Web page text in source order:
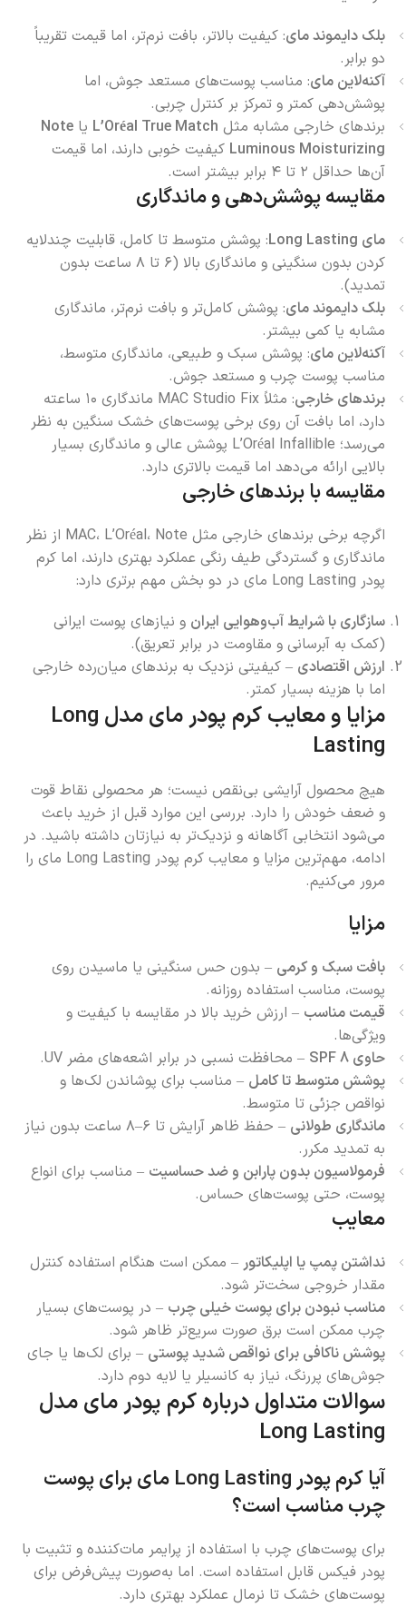
بلک دایموند مای: کیفیت بالاتر، بافت نرم‌تر، اما قیمت تقریباً
دو برابر.
آکنه‌لاین مای: مناسب پوست‌های مستعد جوش، اما
پوشش‌دهی کمتر و تمرکز بر کنترل چربی.
برندهای خارجی مشابه مثل L’Oréal True Match یاNote
Luminous Moisturizing کیفیت خوبی دارند، اما قیمت
آن‌ها حداقل ۲ تا ۴ برابر بیشتر است.
مقایسه پوشش‌دهی و ماندگاری
مای Long Lasting: پوشش متوسط تا کامل، قابلیت چندلایه
کردن بدون سنگینی و ماندگاری بالا (۶ تا ۸ ساعت بدون
تمدید).
بلک دایموند مای: پوشش کامل‌تر و بافت نرم‌تر، ماندگاری
مشابه یا کمی بیشتر.
آکنه‌لاین مای: پوشش سبک و طبیعی، ماندگاری متوسط،
مناسب پوست چرب و مستعد جوش.
برندهای خارجی
: مثلاً MAC Studio Fix ماندگاری ۱۰ ساعته
دارد، اما بافت آن روی برخی پوست‌های خشک سنگین به نظر
می‌رسد؛ L’Oréal Infallible پوشش عالی و ماندگاری بسیار
بالایی ارائه می‌دهد اما قیمت بالاتری دارد.
مقایسه با برندهای خارجی
اگرچه برخی برندهای خارجی مثل MAC، L’Oréal، Note از نظر
ماندگاری و گستردگی طیف رنگی عملکرد بهتری دارند، اما کرم
پودر Long Lasting مای در دو بخش مهم برتری دارد:
سازگاری با شرایط آب‌وهوایی ایران و نیازهای پوست ایرانی
(کمک به آبرسانی و مقاومت در برابر تعریق).
ارزش اقتصادی – کیفیتی نزدیک به برندهای میان‌رده خارجی
اما با هزینه بسیار کمتر.
مزایا و معایب کرم پودر مای مدل Long
Lasting
هیچ محصول آرایشی بی‌نقص نیست؛ هر محصولی نقاط قوت
و ضعف خودش را دارد. بررسی این موارد قبل از خرید باعث
می‌شود انتخابی آگاهانه و نزدیک‌تر به نیازتان داشته باشید. در
ادامه، مهم‌ترین مزایا و معایب کرم پودر Long Lasting مای را
مرور می‌کنیم.
مزایا
بافت سبک و کرمی – بدون حس سنگینی یا ماسیدن روی
پوست، مناسب استفاده روزانه.
قیمت مناسب – ارزش خرید بالا در مقایسه با کیفیت و
ویژگی‌ها.
حاوی SPF8
– محافظت نسبی در برابر اشعه‌های مضر UV.
پوشش متوسط تا کامل – مناسب برای پوشاندن لک‌ها و
نواقص جزئی تا متوسط.
ماندگاری طولانی
– حفظ ظاهر آرایش تا ۶–۸ ساعت بدون نیاز
به تمدید مکرر.
فرمولاسیون بدون پارابن و ضد حساسیت – مناسب برای انواع
پوست، حتی پوست‌های حساس.
معایب
نداشتن پمپ یا اپلیکاتور – ممکن است هنگام استفاده کنترل
مقدار خروجی سخت‌تر شود.
مناسب نبودن برای پوست خیلی چرب – در پوست‌های بسیار
چرب ممکن است برق صورت سریع‌تر ظاهر شود.
پوشش ناکافی برای نواقص شدید پوستی – برای لک‌ها یا جای
جوش‌های پررنگ، نیاز به کانسیلر یا لایه دوم دارد.
سوالات متداول درباره کرم پودر مای مدل
Long Lasting
آیا کرم پودرLong Lasting مای برای پوست
چرب مناسب است؟
برای پوست‌های چرب با استفاده از پرایمر مات‌کننده و تثبیت با
پودر فیکس قابل استفاده است. اما به‌صورت پیش‌فرض برای
پوست‌های خشک تا نرمال عملکرد بهتری دارد.